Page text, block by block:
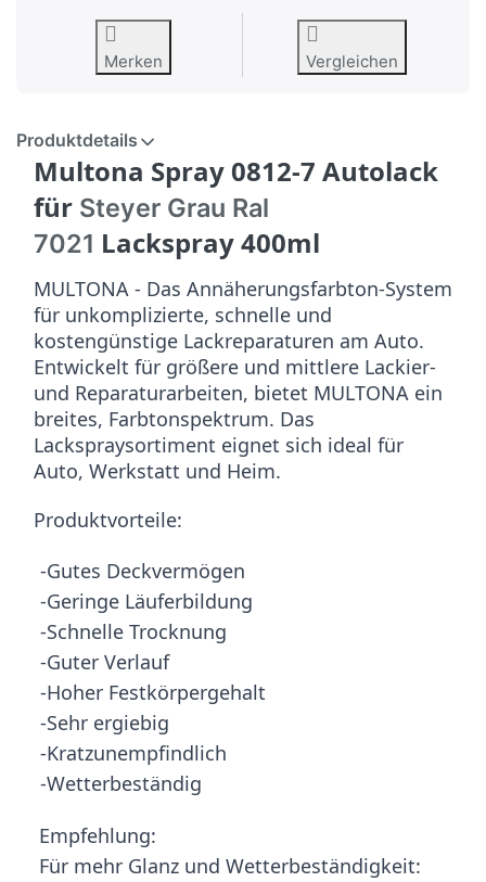
Merken Vergleichen
Produktdetails
Multona Spray 0812-7 Autolack
für Steyer Grau Ral
7021 Lackspray 400ml
MULTONA - Das Annäherungsfarbton-System
für unkomplizierte, schnelle und
kostengünstige Lackreparaturen am Auto.
Entwickelt für größere und mittlere Lackier-
und Reparaturarbeiten, bietet MULTONA ein
breites, Farbtonspektrum. Das
Lackspraysortiment eignet sich ideal für
Auto, Werkstatt und Heim.
Produktvorteile:
-Gutes Deckvermögen
-Geringe Läuferbildung
-Schnelle Trocknung
-Guter Verlauf
-Hoher Festkörpergehalt
-Sehr ergiebig
-Kratzunempfindlich
-Wetterbeständig
Empfehlung:
Für mehr Glanz und Wetterbeständigkeit: